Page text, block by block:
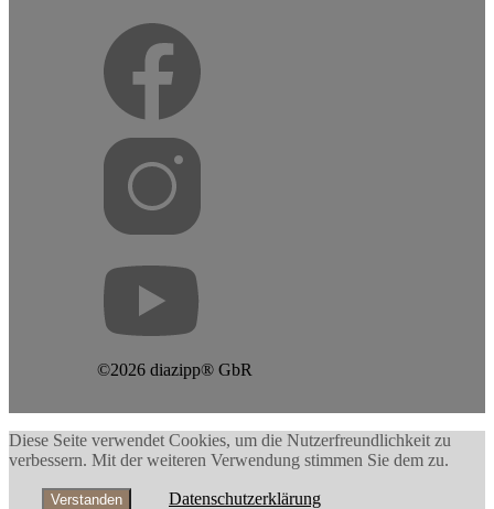
©2026 diazipp® GbR
Diese Seite verwendet Cookies, um die Nutzerfreundlichkeit zu
verbessern. Mit der weiteren Verwendung stimmen Sie dem zu.
Verstanden Datenschutzerklärung